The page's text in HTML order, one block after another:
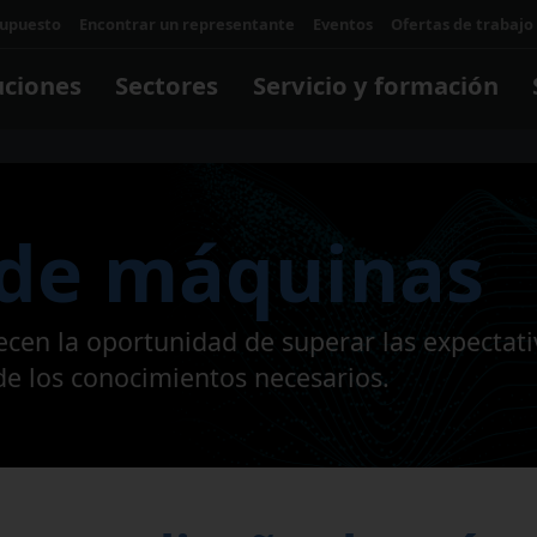
Encontrar un representante Eventos Ofertas de trabajo
Automatización
Celdas y sistemas
Software y digital
Software para control
Sectores
Matrices/Moldes Talleres
Servicio y formación
La
la
¿Por
MÁS
máquinas
la oportunidad de superar las
los conocimientos necesarios.